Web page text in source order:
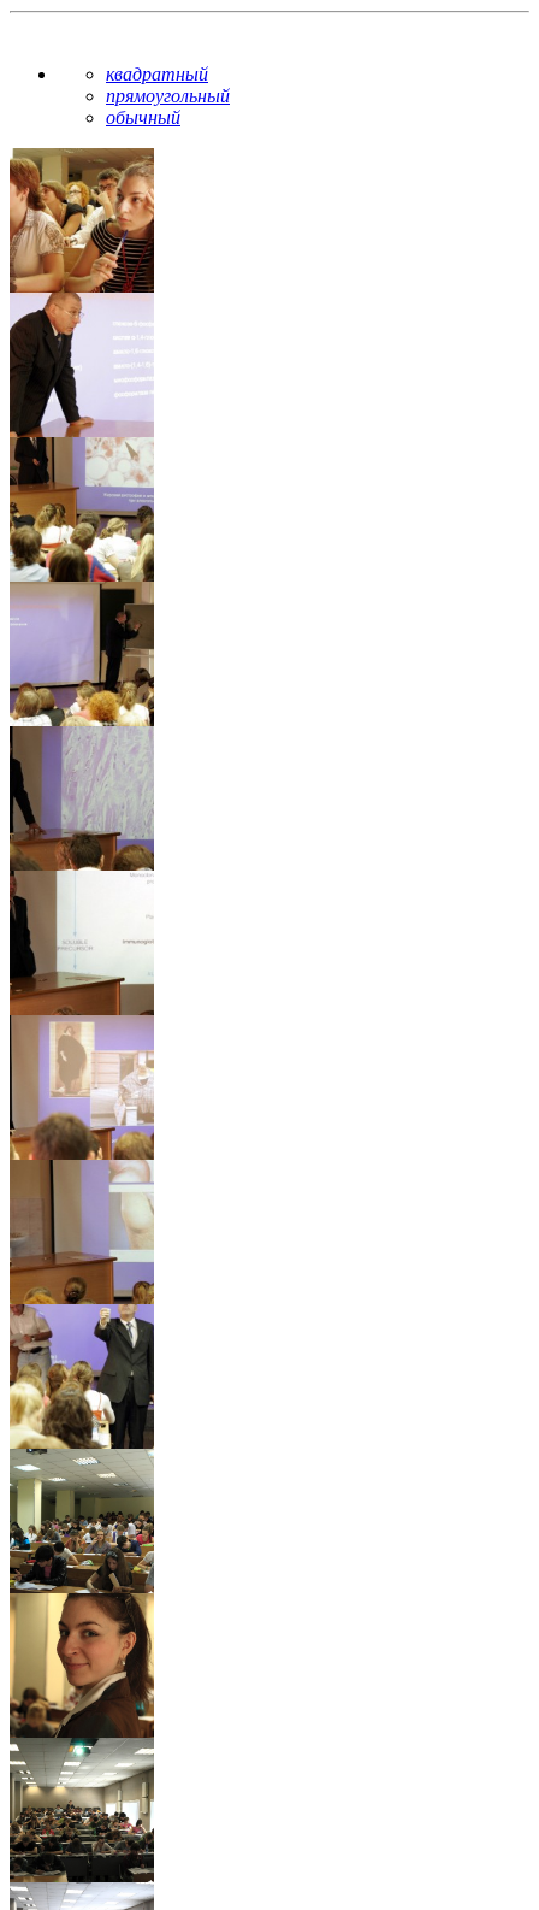
квадратный
прямоугольный
обычный